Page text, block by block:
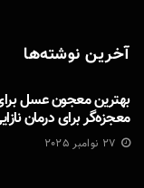
آخرین نوشته‌ها
بهترین معجون عسل
معجزه‌گر برای درمان
27 نوامبر 2025